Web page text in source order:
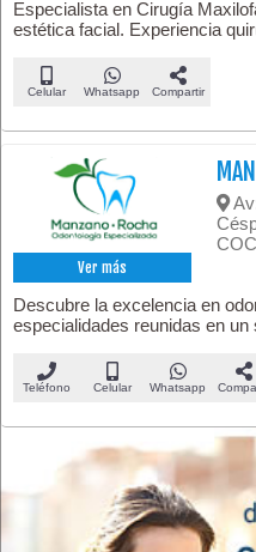
Especialista en Cirugía
estética facial. Experiencia
Celular Whatsapp Compartir
Ver más
Descubre la excelencia en
especialidades reunidas en
Teléfono Celular Whatsapp